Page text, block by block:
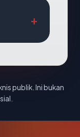
publik. Ini bukan